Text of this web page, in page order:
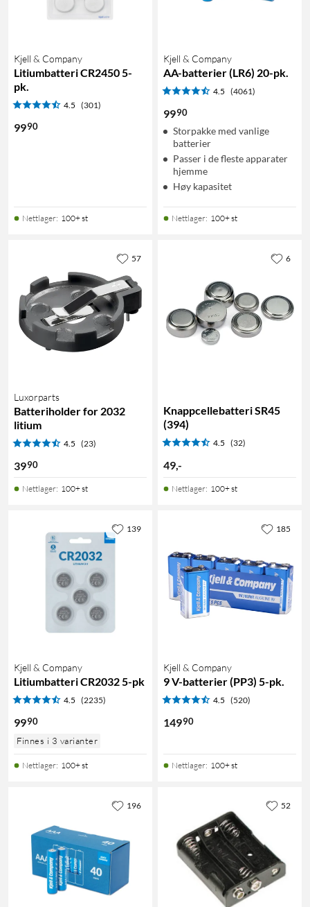
Kjell & Company
Litiumbatteri CR2450 5-
pk.
4.5 (301)
9990
Nettlager: 100+ st
Kjell & Company
AA-batterier (LR6) 20-pk.
4.5 (4061)
9990
Storpakke med vanlige
batterier
Passer i de fleste apparater
hjemme
Høy kapasitet
Nettlager: 100+ st
Luxorparts
Batteriholder for 2032
litium
4.5 (23)
3990
Nettlager: 100+ st
57
Knappcellebatteri SR45
(394)
4.5 (32)
49,-
Nettlager: 100+ st
6
Kjell & Company
Litiumbatteri CR2032 5-pk
4.5 (2235)
9990
Finnes i 3 varianter
Nettlager: 100+ st
139
Kjell & Company
9 V-batterier (PP3) 5-pk.
4.5 (520)
14990
Nettlager: 100+ st
185
196 52